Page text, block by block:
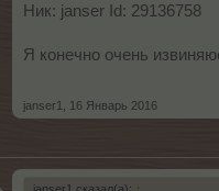
Ник: janser Id: 29136758
Я конечно очень
janser1
16 Январь 2016